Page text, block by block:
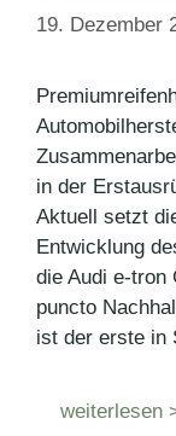
19. Dezember
in der
Aktuell setzt
Entwicklung
die Audi e-tron
puncto
ist der erste in
weiterlesen